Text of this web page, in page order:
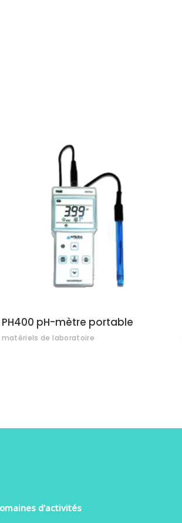
AJOUTER AU DEVIS
PH400 pH-mètre portable
matériels de laboratoire
d'activités